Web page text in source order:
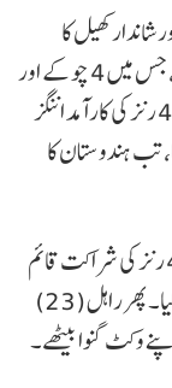
اور شاندار کھیل کا
مظاہرہ کرتے ہوئے 98 گیندوں پر 79 رنز بنائے، جس میں 4 چوکے اور
2 چھکے شامل تھے۔ اکشر پٹیل نے 61 گیندوں پر 42 رنز کی کارآمد اننگز
تب ہندوستان کا
اس کے بعد کے ایل راہل اور شریئس آئیر نے 44 رنز کی شراکت قائم
کی، مگر شریئس کی اننگز کا خاتمہ ولیم اورورکے نے کیا۔ پھر راہل (23)